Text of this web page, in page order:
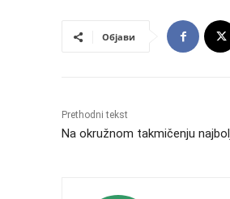
Објави
Prethodni tekst
Na okružnom takmičenju